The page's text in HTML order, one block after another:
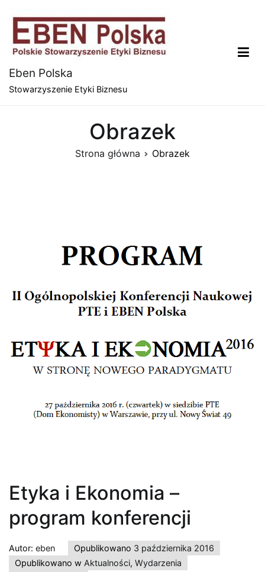
treści
Eben Polska
Stowarzyszenie Etyki Biznesu
Obrazek
Strona główna Obrazek
Etyka i Ekonomia –
program konferencji
Autor: eben Opublikowano 3 października 2016
Opublikowano w Aktualności, Wydarzenia